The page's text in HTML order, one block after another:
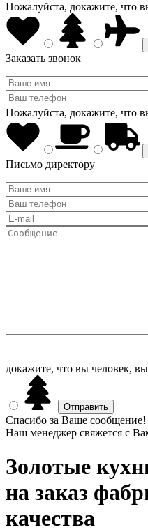
Пожалуйста, докажите, что
Заказать звонок
Пожалуйста, докажите, что
Письмо директору
докажите, что вы человек,
Спасибо за Ваше сообщение!
Наш менеджер свяжется с
Золотые
на заказ
качества